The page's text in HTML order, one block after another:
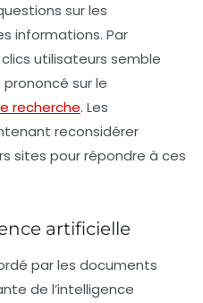
sur les
informations. Par
clics utilisateurs semble
sur le
recherche. Les
reconsidérer
sites pour répondre à ces
artificielle
par les documents
de l’intelligence